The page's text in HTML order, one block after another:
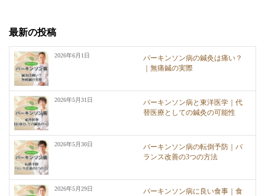
最新の投稿
2026年6月1日
パーキンソン病の鍼灸は痛い？
｜無痛鍼の実際
2026年5月31日
パーキンソン病と東洋医学｜代
替医療としての鍼灸の可能性
2026年5月30日
パーキンソン病の転倒予防｜バ
ランス改善の3つの方法
2026年5月29日
パーキンソン病に良い食事｜食